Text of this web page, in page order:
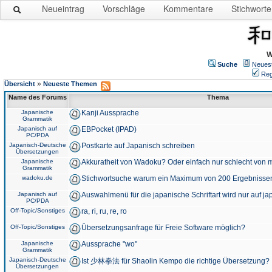
Neueintrag Vorschläge Kommentare Stichworte
Suche
Übersicht » Neueste Themen
Name des Forums
Thema
Japanische
Grammatik
Kanji Aussprache
Japanisch auf
PC/PDA
EBPocket (IPAD)
Japanisch-Deutsche
Übersetzungen
Postkarte auf Japanisch schreiben
Japanische
Grammatik
Akkuratheit von Wadoku? Oder einfach nur schlecht von
wadoku.de Stichwortsuche warum ein Maximum von 200
Japanisch auf
PC/PDA
Auswahlmenü für die japanische Schriftart wird nur auf
Off-Topic/Sonstiges ra, ri, ru, re, ro
Off-Topic/Sonstiges Übersetzungsanfrage für Freie Software möglich?
Japanische
Grammatik
Aussprache "wo"
Japanisch-Deutsche
Übersetzungen
Ist 少林拳法 für Shaolin Kempo die richtige Übersetzung?